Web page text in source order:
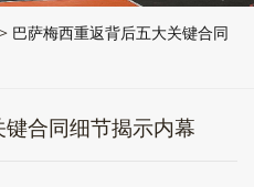
> 巴萨梅西重返背后五大关键合同
合同细节揭示内幕